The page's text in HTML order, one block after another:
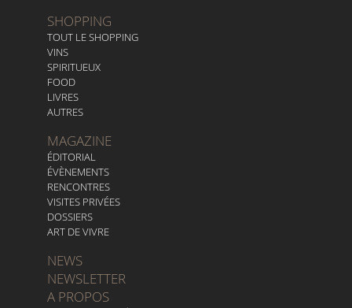
SHOPPING
TOUT LE SHOPPING
VINS
SPIRITUEUX
FOOD
LIVRES
AUTRES
MAGAZINE
ÉDITORIAL
ÉVÈNEMENTS
RENCONTRES
VISITES PRIVÉES
DOSSIERS
ART DE VIVRE
NEWS
NEWSLETTER
A PROPOS